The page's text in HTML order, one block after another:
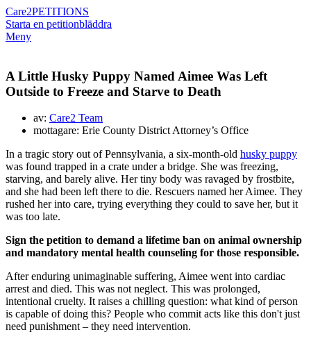
Care2PETITIONS
Starta en petitionbläddra
Meny
A Little Husky Puppy Named Aimee Was Left
Outside to Freeze and Starve to Death
av: Care2 Team
mottagare: Erie County District Attorney’s Office
In a tragic story out of Pennsylvania, a six-month-old husky puppy
was found trapped in a crate under a bridge. She was freezing,
starving, and barely alive. Her tiny body was ravaged by frostbite,
and she had been left there to die. Rescuers named her Aimee. They
rushed her into care, trying everything they could to save her, but it
was too late.
Sign the petition to demand a lifetime ban on animal ownership
and mandatory mental health counseling for those responsible.
After enduring unimaginable suffering, Aimee went into cardiac
arrest and died. This was not neglect. This was prolonged,
intentional cruelty. It raises a chilling question: what kind of person
is capable of doing this? People who commit acts like this don't just
need punishment – they need intervention.